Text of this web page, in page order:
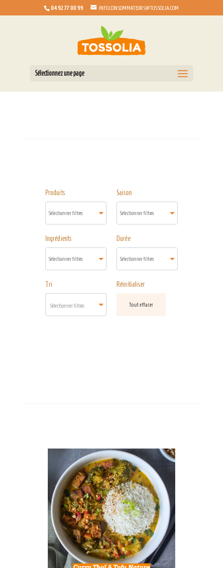
04 92 77 00 99 INFO.CONSOMMATEURS@TOSSOLIA.COM
Sélectionnez une page
Produits Saison
Ingrédients Durée
Tri
Sélectionner filtres
Réinitialiser
Tout effacer